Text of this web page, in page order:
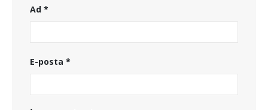
Ad *
E-posta *